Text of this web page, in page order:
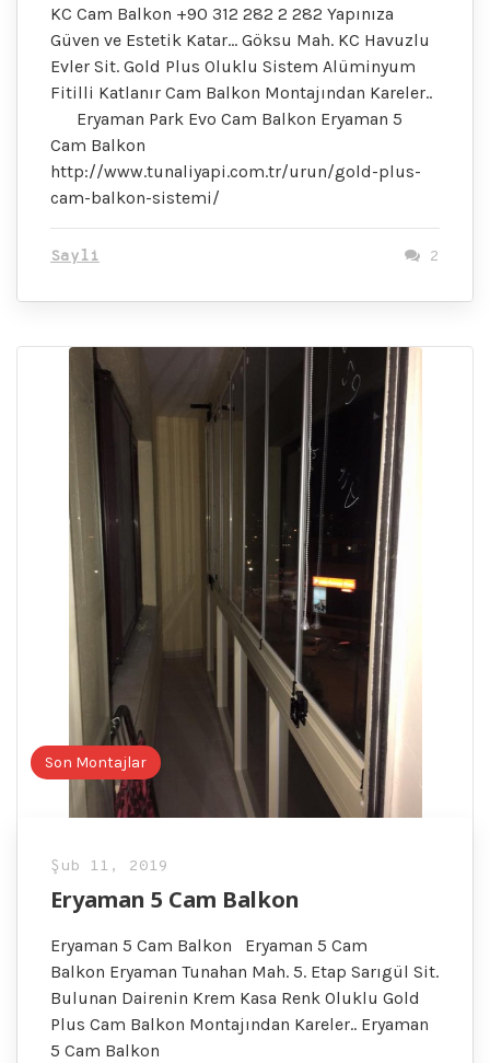
KC Cam Balkon +90 312 282 2 282 Yapınıza
Güven ve Estetik Katar… Göksu Mah. KC Havuzlu
Evler Sit. Gold Plus Oluklu Sistem Alüminyum
Fitilli Katlanır Cam Balkon Montajından Kareler..
Eryaman Park Evo Cam Balkon Eryaman 5
Cam Balkon
http://www.tunaliyapi.com.tr/urun/gold-plus-
cam-balkon-sistemi/
Sayli 2
Son Montajlar
Şub 11, 2019
Eryaman 5 Cam Balkon
Eryaman 5 Cam Balkon Eryaman 5 Cam
Balkon Eryaman Tunahan Mah. 5. Etap Sarıgül Sit.
Bulunan Dairenin Krem Kasa Renk Oluklu Gold
Plus Cam Balkon Montajından Kareler.. Eryaman
5 Cam Balkon